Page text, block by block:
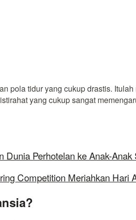
pola tidur yang cukup drastis.
yang cukup sangat
Perhotelan ke Anak-Anak
Competition Meriahkan Hari